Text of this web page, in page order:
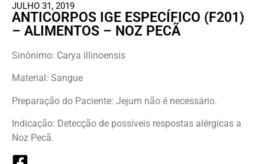
JULHO 31, 2019
ANTICORPOS IGE ESPECÍFICO (F201)
– ALIMENTOS – NOZ PECÃ
Sinônimo: Carya illinoensis
Material: Sangue
Preparação do Paciente: Jejum não é necessário.
Indicação: Detecção de possíveis respostas alérgicas a
Noz Pecã.